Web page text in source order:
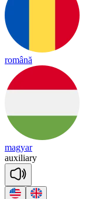
română
magyar
auxiliary